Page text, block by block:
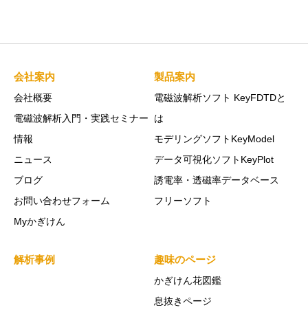
会社案内
会社概要
電磁波解析入門・実践セミナー
情報
ニュース
ブログ
お問い合わせフォーム
Myかぎけん
製品案内
電磁波解析ソフト KeyFDTDと
は
モデリングソフトKeyModel
データ可視化ソフトKeyPlot
誘電率・透磁率データベース
フリーソフト
解析事例 趣味のページ
かぎけん花図鑑
息抜きページ